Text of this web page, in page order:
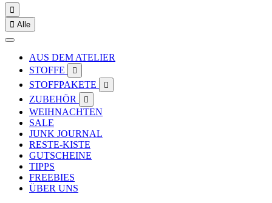

 Alle
AUS DEM ATELIER
STOFFE

STOFFPAKETE 
ZUBEHÖR 
WEIHNACHTEN
SALE
JUNK JOURNAL
RESTE-KISTE
GUTSCHEINE
TIPPS
FREEBIES
ÜBER UNS